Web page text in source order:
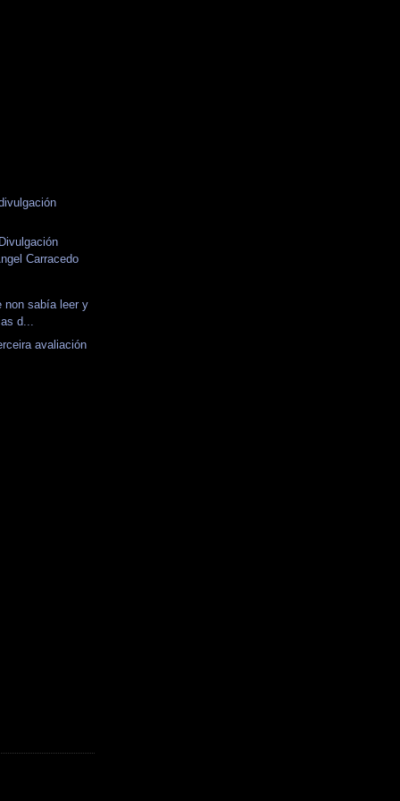
Carracedo
non sabía leer y
d...
avaliación